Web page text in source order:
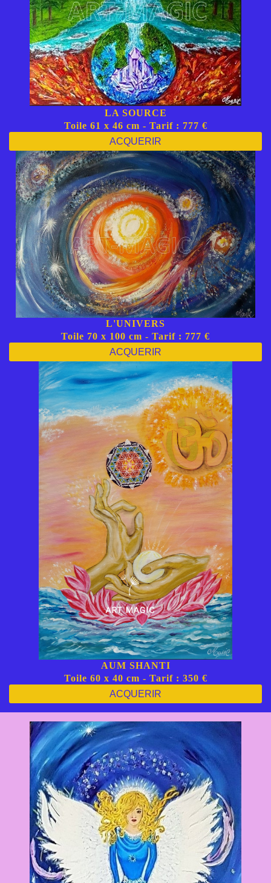
LA SOURCE
Toile 61 x 46 cm - Tarif : 777 €
ACQUERIR
L'UNIVERS
Toile 70 x 100 cm - Tarif : 777 €
ACQUERIR
AUM SHANTI
Toile 60 x 40 cm - Tarif : 350 €
ACQUERIR